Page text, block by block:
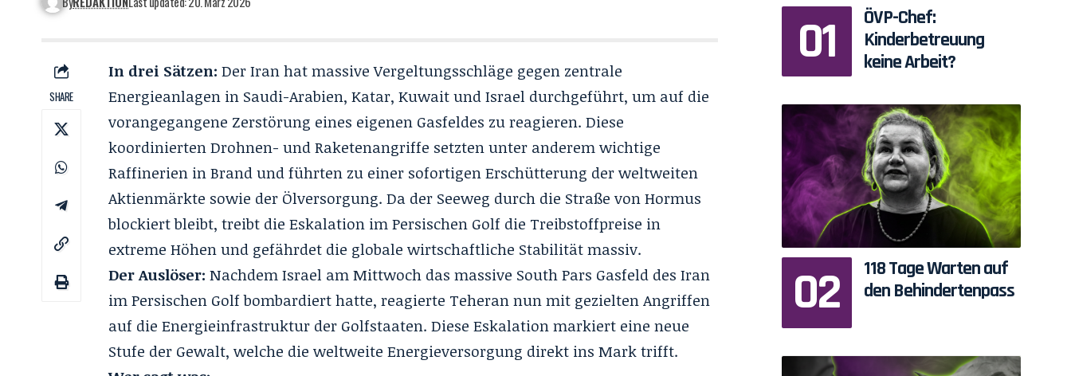
SHARE
In drei Sätzen: Der Iran hat massive Vergeltungsschläge gegen zentrale
Energieanlagen in Saudi-Arabien, Katar, Kuwait und Israel durchgeführt, um auf die
vorangegangene Zerstörung eines eigenen Gasfeldes zu reagieren. Diese
koordinierten Drohnen- und Raketenangriffe setzten unter anderem wichtige
Raffinerien in Brand und führten zu einer sofortigen Erschütterung der weltweiten
Aktienmärkte sowie der Ölversorgung. Da der Seeweg durch die Straße von Hormus
blockiert bleibt, treibt die Eskalation im Persischen Golf die Treibstoffpreise in
extreme Höhen und gefährdet die globale wirtschaftliche Stabilität massiv.
Der Auslöser: Nachdem Israel am Mittwoch das massive South Pars Gasfeld des Iran
im Persischen Golf bombardiert hatte, reagierte Teheran nun mit gezielten Angriffen
auf die Energieinfrastruktur der Golfstaaten. Diese Eskalation markiert eine neue
Stufe der Gewalt, welche die weltweite Energieversorgung direkt ins Mark trifft.
ÖVP-Chef:
Kinderbetreuung
keine Arbeit?
118 Tage Warten auf
den Behindertenpass